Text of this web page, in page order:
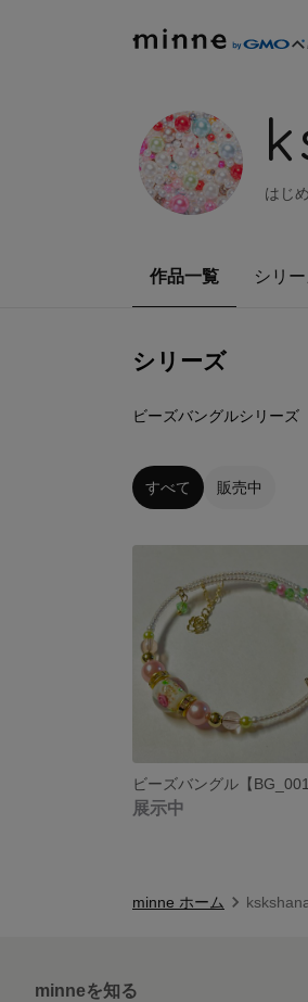
はじ
作品一覧 シリ
シリーズ
ビーズバングルシリーズ
すべて 販売中
ビーズバングル【BG_001
展示中
minne ホーム
minneを知る